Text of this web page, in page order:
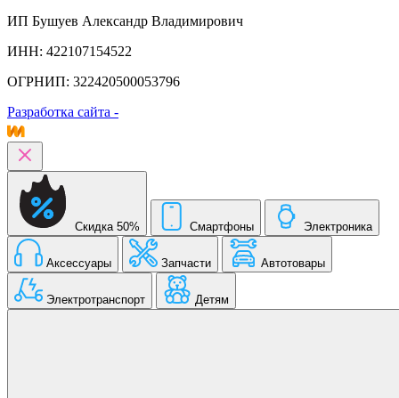
ИП Бушуев Александр Владимирович
ИНН: 422107154522
ОГРНИП: 322420500053796
Разработка сайта -
Скидка 50% Смартфоны Электроника
Аксессуары Запчасти Автотовары
Электротранспорт Детям